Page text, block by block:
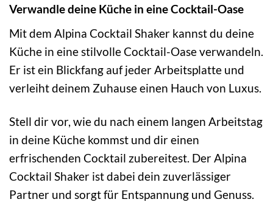
Verwandle deine Küche in eine Cocktail-Oase
Mit dem Alpina Cocktail Shaker kannst du deine
Küche in eine stilvolle Cocktail-Oase verwandeln.
Er ist ein Blickfang auf jeder Arbeitsplatte und
verleiht deinem Zuhause einen Hauch von Luxus.
Stell dir vor, wie du nach einem langen Arbeitstag
in deine Küche kommst und dir einen
erfrischenden Cocktail zubereitest. Der Alpina
Cocktail Shaker ist dabei dein zuverlässiger
Partner und sorgt für Entspannung und Genuss.